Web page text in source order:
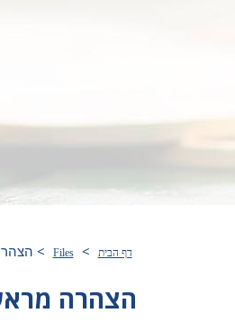
דף הבית >
Files
>
הצהרה מראש